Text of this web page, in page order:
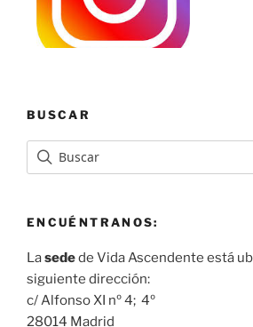
BUSCAR
ENCUÉNTRANOS:
Lasedede Vida Ascendente está
siguiente dirección:
c/ Alfonso XI nº 4; 4º
28014 Madrid